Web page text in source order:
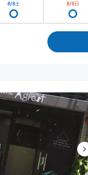
8/8土 8/9日